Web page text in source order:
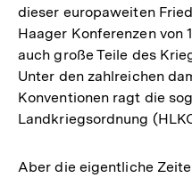
dieser europaweiten
Haager Konferenzen von
auch große Teile des
Unter den zahlreichen
Konventionen ragt die
Landkriegsordnung
Aber die eigentliche